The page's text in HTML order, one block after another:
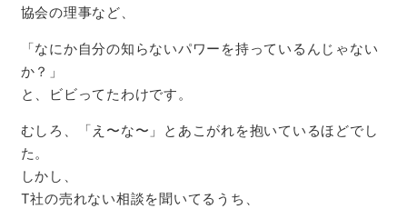
協会の理事など、
「なにか自分の知らないパワーを持っているんじゃない
か？」
と、ビビってたわけです。
むしろ、「え〜な〜」とあこがれを抱いているほどでし
た。
しかし、
T社の売れない相談を聞いてるうち、